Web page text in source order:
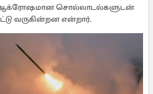
சொல்லாடல்களுடன்
வருகின்றன என்றார்.